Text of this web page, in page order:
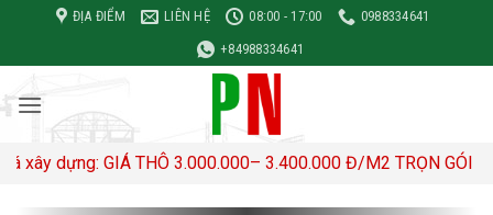
nội
dung
ĐỊA ĐIỂM LIÊN HỆ 08:00 - 17:00
0988334641
+84988334641
THÔ 3.000.000– 3.400.000 Đ/M2 TRỌN GÓI 4,500,000-